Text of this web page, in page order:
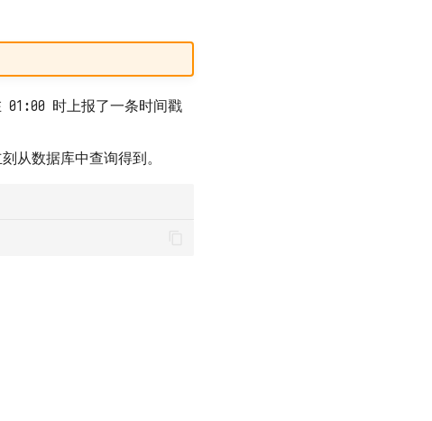
01:00 时上报了一条时间戳
从数据库中查询得到。